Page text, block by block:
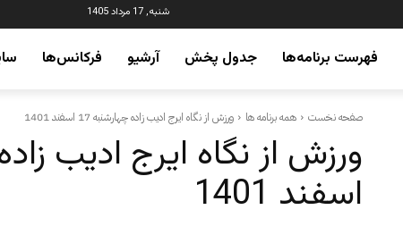
شنبه, 17 مرداد 1405
فهرست برنامه‌ها جدول پخش آرشیو فرکانس‌ها
صفحه نخست همه برنامه ها ورزش از نگاه ایرج ادیب زاده چهارشنبه 17 اسفند 1401
اسفند 1401